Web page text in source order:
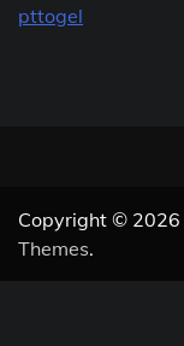
pttogel
Copyright © 2026
Themes.